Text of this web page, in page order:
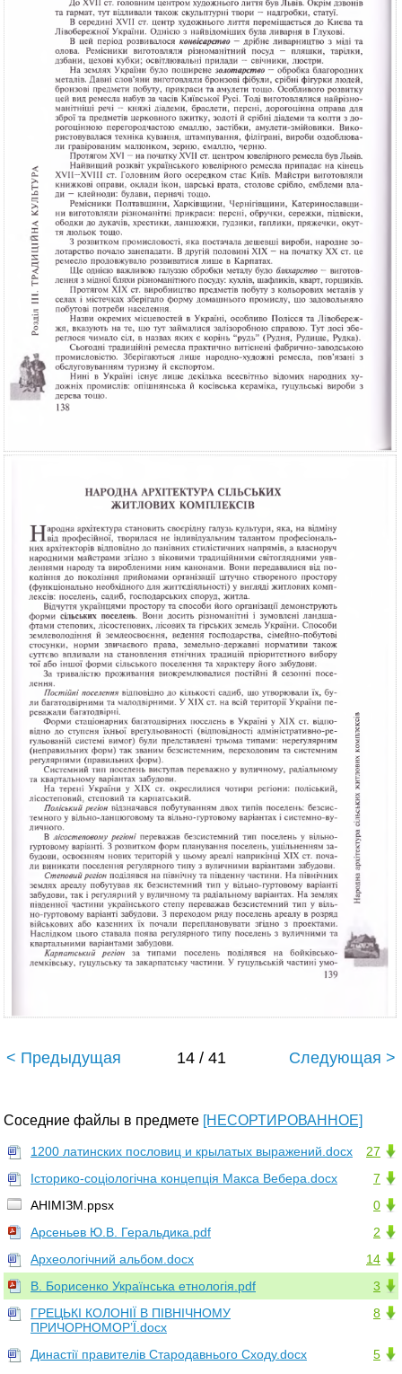
< Предыдущая 14 / 41 Следующая >
Соседние файлы в предмете [НЕСОРТИРОВАННОЕ]
27
1200 латинских пословиц и крылатых выражений.docx
7
Історико-соціологічна концепція Макса Вебера.docx
0
АНІМІЗМ.ppsx
2
Арсеньев Ю.В. Геральдика.pdf
14
Археологічний альбом.docx
3
В. Борисенко Українська етнологія.pdf
8
ГРЕЦЬКІ КОЛОНІЇ В ПІВНІЧНОМУ
ПРИЧОРНОМОР’Ї.docx
5
Династії правителів Стародавнього Сходу.docx